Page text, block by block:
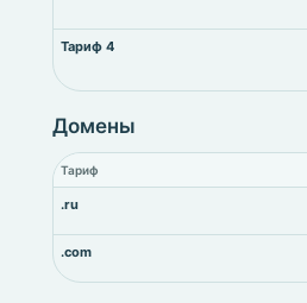
Тариф 4
Домены
Тариф
.ru
.com